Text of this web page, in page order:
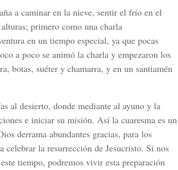
a caminar en la nieve, sentir el frío en el
primero como una charla
en un tiempo especial, ya que pocas
a poco se animó la charla y empezaron los
botas, suéter y chamarra, y en un santiamén
al desierto, donde mediante al ayuno y la
e iniciar su misión. Así la cuaresma es un
derrama abundantes gracias, para los
celebrar la resurrección de Jesucristo. Si nos
tiempo, podremos vivir esta preparación